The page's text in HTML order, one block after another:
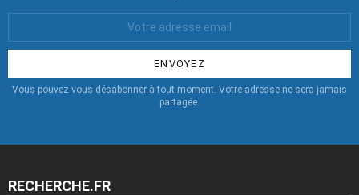
:
Vous pouvez vous désabonner à tout moment. Votre adresse ne sera jamais
partagée.
RECHERCHE.FR